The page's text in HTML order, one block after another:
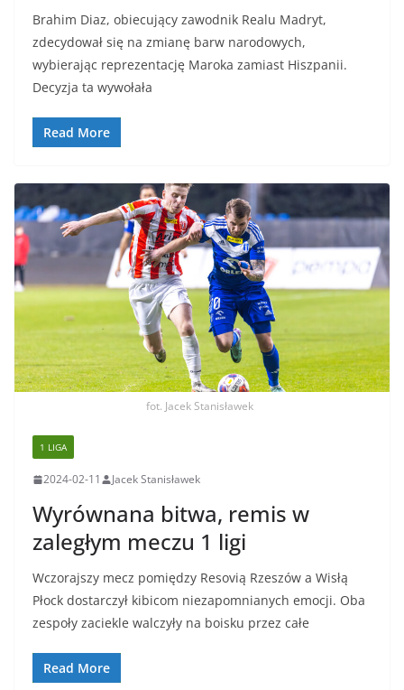
Brahim Diaz, obiecujący zawodnik Realu Madryt,
zdecydował się na zmianę barw narodowych,
wybierając reprezentację Maroka zamiast Hiszpanii.
Decyzja ta wywołała
Read More
fot. Jacek Stanisławek
1 LIGA
2024-02-11 Jacek Stanisławek
Wyrównana bitwa, remis w
zaległym meczu 1 ligi
Wczorajszy mecz pomiędzy Resovią Rzeszów a Wisłą
Płock dostarczył kibicom niezapomnianych emocji. Oba
zespoły zaciekle walczyły na boisku przez całe
Read More